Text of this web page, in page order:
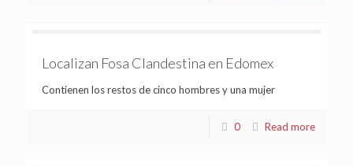
Localizan Fosa Clandestina en Edomex
Contienen los restos de cinco hombres y una mujer
0 Read more